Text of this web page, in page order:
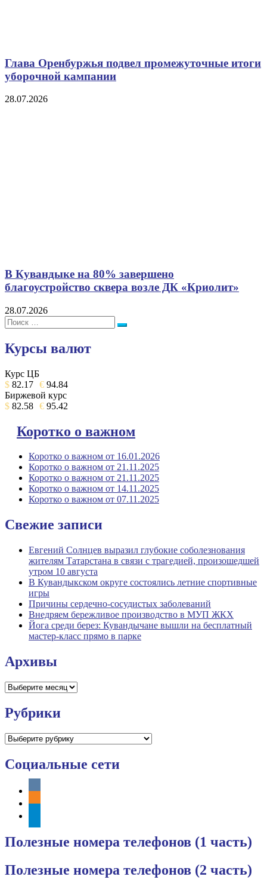
Глава Оренбуржья подвел промежуточные итоги
уборочной кампании
28.07.2026
В Кувандыке на 80% завершено
благоустройство сквера возле ДК «Криолит»
28.07.2026
Поиск:
Поиск
Курсы валют
Курс ЦБ
$ 82.17 € 94.84
Биржевой курс
$ 82.58 € 95.42
Коротко о важном
Коротко о важном от 16.01.2026
Коротко о важном от 21.11.2025
Коротко о важном от 21.11.2025
Коротко о важном от 14.11.2025
Коротко о важном от 07.11.2025
Свежие записи
Евгений Солнцев выразил глубокие соболезнования
жителям Татарстана в связи с трагедией, произошедшей
утром 10 августа
В Кувандыкском округе состоялись летние спортивные
игры
Причины сердечно-сосудистых заболеваний
Внедряем бережливое производство в МУП ЖКХ
Йога среди берез: Кувандычане вышли на бесплатный
мастер-класс прямо в парке
Архивы
Архивы
Рубрики
Рубрики
Социальные сети
vkontakte
odnoklassniki
Полезные номера телефонов (1 часть)
Полезные номера телефонов (2 часть)